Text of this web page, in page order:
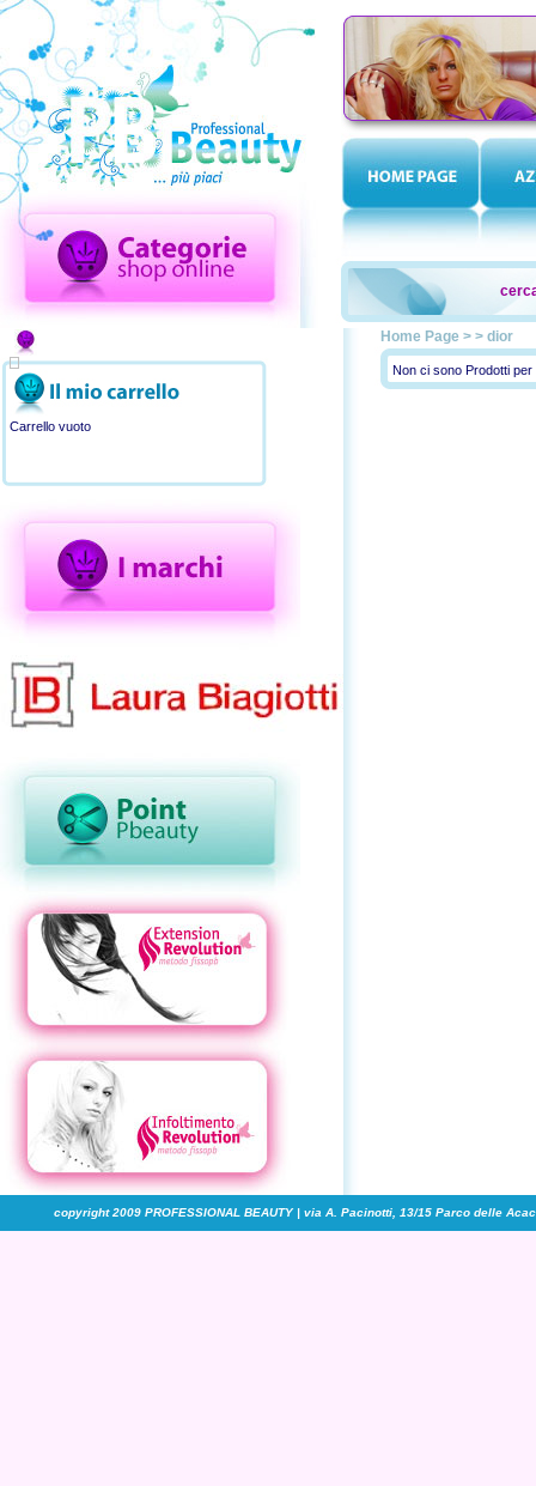
Carrello vuoto
Home Page > > dior
Non ci sono Prodotti
copyright 2009 PROFESSIONAL BEAUTY | via A. Pacinotti, 13/15 Parco delle